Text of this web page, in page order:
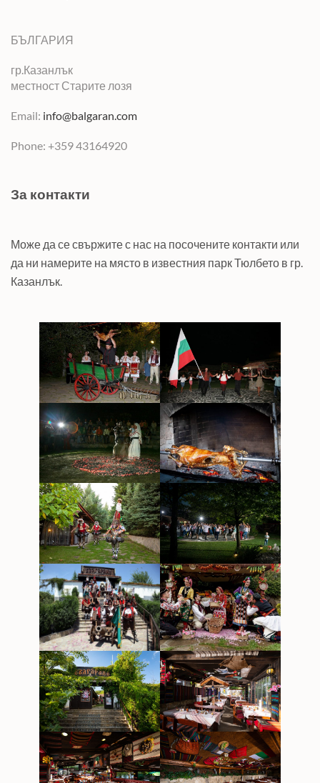
БЪЛГАРИЯ
гр.Казанлък
местност Старите лозя
Email: info@balgaran.com
Phone: +359 43164920
За контакти
Може да се свържите с нас на посочените контакти или
да ни намерите на място в известния парк Тюлбето в гр.
Казанлък.